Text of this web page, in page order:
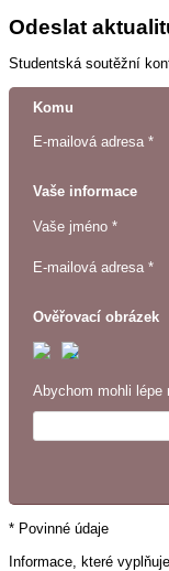
Odeslat
Studentská soutěžní
Komu
E-mailová adresa *
Vaše informace
Vaše jméno *
E-mailová adresa *
Ověřovací obrázek
Abychom mohli
* Povinné údaje
Informace, které